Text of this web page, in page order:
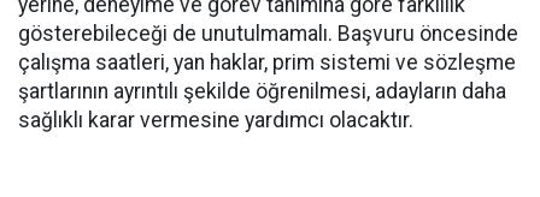
gösterebileceği de unutulmamalı. Başvuru öncesinde
çalışma saatleri, yan haklar, prim sistemi ve sözleşme
şartlarının ayrıntılı şekilde öğrenilmesi, adayların daha
sağlıklı karar vermesine yardımcı olacaktır.